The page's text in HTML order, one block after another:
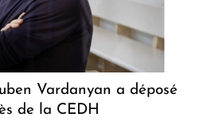
Vardanyan a déposé
de la CEDH